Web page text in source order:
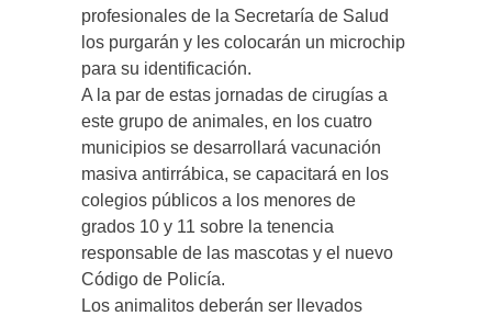
profesionales de la Secretaría de Salud
los purgarán y les colocarán un microchip
para su identificación.
A la par de estas jornadas de cirugías a
este grupo de animales, en los cuatro
municipios se desarrollará vacunación
masiva antirrábica, se capacitará en los
colegios públicos a los menores de
grados 10 y 11 sobre la tenencia
responsable de las mascotas y el nuevo
Código de Policía.
Los animalitos deberán ser llevados